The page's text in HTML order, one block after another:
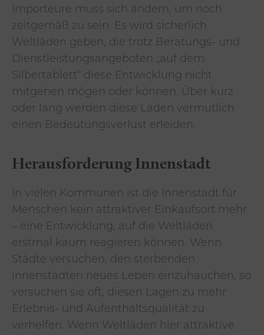
Importeure muss sich ändern, um noch
zeitgemäß zu sein. Es wird sicherlich
Weltläden geben, die trotz Beratungs- und
Dienstleistungsangeboten „auf dem
Silbertablett“ diese Entwicklung nicht
mitgehen mögen oder können. Über kurz
oder lang werden diese Läden vermutlich
einen Bedeutungsverlust erleiden.
Herausforderung Innenstadt
In vielen Kommunen ist die Innenstadt für
Menschen kein attraktiver Einkaufsort mehr
– eine Entwicklung, auf die Weltläden
erstmal kaum reagieren können. Wenn
Städte versuchen, den sterbenden
Innenstädten neues Leben einzuhauchen, so
versuchen sie oft, diesen Lagen zu mehr
Erlebnis- und Aufenthaltsqualität zu
verhelfen. Wenn Weltläden hier attraktive